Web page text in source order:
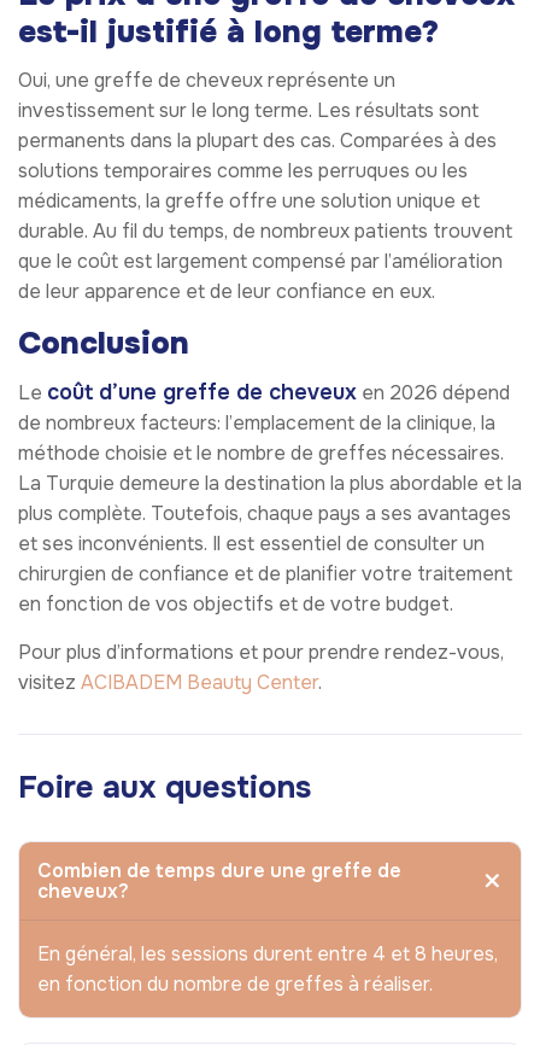
est-il justifié à long terme?
Oui, une greffe de cheveux représente un
investissement sur le long terme. Les résultats sont
permanents dans la plupart des cas. Comparées à des
solutions temporaires comme les perruques ou les
médicaments, la greffe offre une solution unique et
durable. Au fil du temps, de nombreux patients trouvent
que le coût est largement compensé par l’amélioration
de leur apparence et de leur confiance en eux.
Conclusion
Le coût d’une greffe de cheveux en 2026 dépend
de nombreux facteurs: l’emplacement de la clinique, la
méthode choisie et le nombre de greffes nécessaires.
La Turquie demeure la destination la plus abordable et la
plus complète. Toutefois, chaque pays a ses avantages
et ses inconvénients. Il est essentiel de consulter un
chirurgien de confiance et de planifier votre traitement
en fonction de vos objectifs et de votre budget.
Pour plus d’informations et pour prendre rendez-vous,
visitez ACIBADEM Beauty Center.
Foire aux questions
Combien de temps dure une greffe de
cheveux?
En général, les sessions durent entre 4 et 8 heures,
en fonction du nombre de greffes à réaliser.